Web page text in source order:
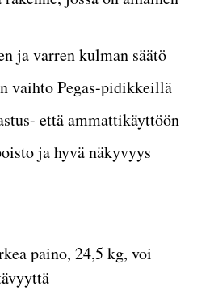
ja varren kulman säätö
vaihto Pegas-pidikkeillä
että ammattikäyttöön
ja hyvä näkyvyys
paino, 24,5 kg, voi